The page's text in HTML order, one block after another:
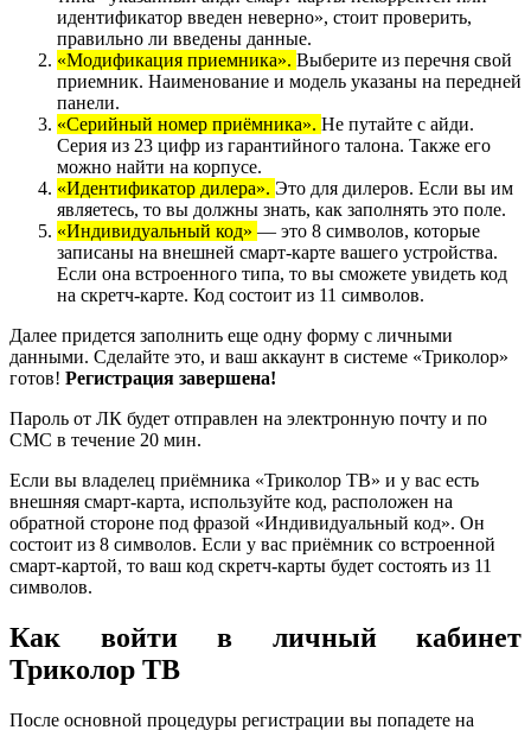
идентификатор введен неверно», стоит проверить,
правильно ли введены данные.
«Модификация приемника». Выберите из перечня свой
приемник. Наименование и модель указаны на передней
панели.
«Серийный номер приёмника». Не путайте с айди.
Серия из 23 цифр из гарантийного талона. Также его
можно найти на корпусе.
«Идентификатор дилера». Это для дилеров. Если вы им
являетесь, то вы должны знать, как заполнять это поле.
«Индивидуальный код» — это 8 символов, которые
записаны на внешней смарт-карте вашего устройства.
Если она встроенного типа, то вы сможете увидеть код
на скретч-карте. Код состоит из 11 символов.
Далее придется заполнить еще одну форму с личными
данными. Сделайте это, и ваш аккаунт в системе «Триколор»
готов! Регистрация завершена!
Пароль от ЛК будет отправлен на электронную почту и по
СМС в течение 20 мин.
Если вы владелец приёмника «Триколор ТВ» и у вас есть
внешняя смарт-карта, используйте код, расположен на
обратной стороне под фразой «Индивидуальный код». Он
состоит из 8 символов. Если у вас приёмник со встроенной
смарт-картой, то ваш код скретч-карты будет состоять из 11
символов.
Как войти в личный кабинет
Триколор ТВ
После основной процедуры регистрации вы попадете на